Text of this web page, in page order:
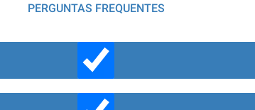
PERGUNTAS FREQUENTES